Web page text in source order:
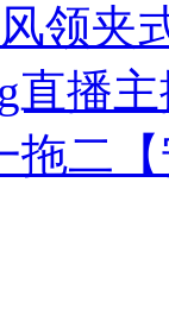
领夹
直播
拖二